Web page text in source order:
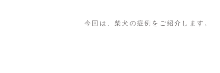
今回は、柴犬の症例をご紹介します。